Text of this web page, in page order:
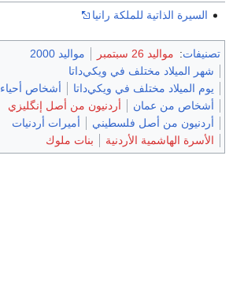
السيرة الذاتية للملكة رانيا
تصنيفات: مواليد 26 سبتمبر
مواليد 2000
شهر الميلاد مختلف في ويكي‌داتا
يوم الميلاد مختلف في ويكي‌داتا
أشخاص أحياء
أشخاص من عمان
أردنيون من أصل إنگليزي
أردنيون من أصل فلسطيني
أميرات أردنيات
الأسرة الهاشمية الأردنية
بنات ملوك